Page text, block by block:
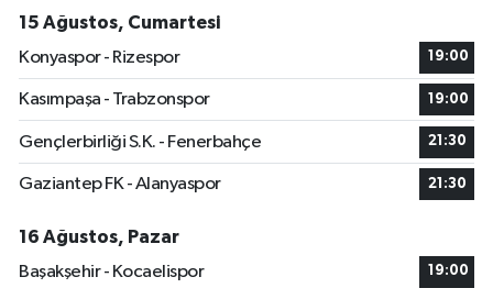
15 Ağustos, Cumartesi
Konyaspor - Rizespor
19:00
Kasımpaşa - Trabzonspor 19:00
Gençlerbirliği S.K. - Fenerbahçe 21:30
Gaziantep FK - Alanyaspor 21:30
16 Ağustos, Pazar
Başakşehir - Kocaelispor
19:00